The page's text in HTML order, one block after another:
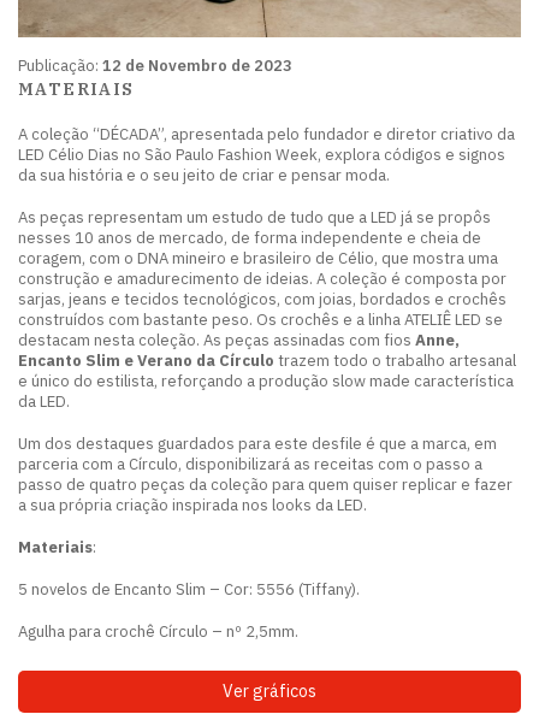
Publicação: 12 de Novembro de 2023
MATERIAIS
A coleção “DÉCADA”, apresentada pelo fundador e diretor criativo da
LED Célio Dias no São Paulo Fashion Week, explora códigos e signos
da sua história e o seu jeito de criar e pensar moda.
As peças representam um estudo de tudo que a LED já se propôs
nesses 10 anos de mercado, de forma independente e cheia de
coragem, com o DNA mineiro e brasileiro de Célio, que mostra uma
construção e amadurecimento de ideias. A coleção é composta por
sarjas, jeans e tecidos tecnológicos, com joias, bordados e crochês
construídos com bastante peso. Os crochês e a linha ATELIÊ LED se
destacam nesta coleção. As peças assinadas com fios Anne,
Encanto Slim e Verano da Círculo trazem todo o trabalho artesanal
e único do estilista, reforçando a produção slow made característica
da LED.
Um dos destaques guardados para este desfile é que a marca, em
parceria com a Círculo, disponibilizará as receitas com o passo a
passo de quatro peças da coleção para quem quiser replicar e fazer
a sua própria criação inspirada nos looks da LED.
Materiais:
5 novelos de Encanto Slim – Cor: 5556 (Tiffany).
Agulha para crochê Círculo – nº 2,5mm.
Ver gráficos